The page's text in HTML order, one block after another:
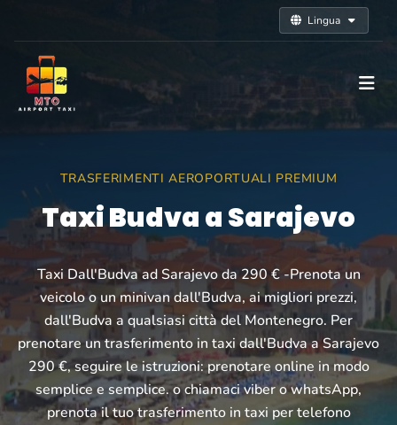
Lingua
TRASFERIMENTI AEROPORTUALI PREMIUM
Taxi Budva a Sarajevo
Taxi Dall'Budva ad Sarajevo da 290 € -Prenota un
veicolo o un minivan dall'Budva, ai migliori prezzi,
dall'Budva a qualsiasi città del Montenegro. Per
prenotare un trasferimento in taxi dall'Budva a Sarajevo
290 €, seguire le istruzioni: prenotare online in modo
semplice e semplice. o chiamaci viber o whatsApp,
prenota il tuo trasferimento in taxi per telefono